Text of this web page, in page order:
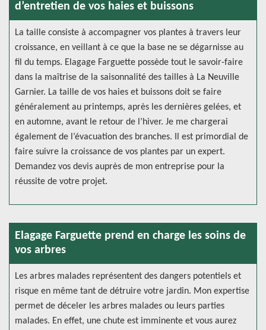
d’entretien de vos haies et buissons
La taille consiste à accompagner vos plantes à travers leur
croissance, en veillant à ce que la base ne se dégarnisse au
fil du temps. Elagage Farguette possède tout le savoir-faire
dans la maîtrise de la saisonnalité des tailles à La Neuville
Garnier. La taille de vos haies et buissons doit se faire
généralement au printemps, après les dernières gelées, et
en automne, avant le retour de l’hiver. Je me chargerai
également de l’évacuation des branches. Il est primordial de
faire suivre la croissance de vos plantes par un expert.
Demandez vos devis auprès de mon entreprise pour la
réussite de votre projet.
Elagage Farguette prend en charge les soins de
vos arbres
Les arbres malades représentent des dangers potentiels et
risque en même tant de détruire votre jardin. Mon expertise
permet de déceler les arbres malades ou leurs parties
malades. En effet, une chute est imminente et vous aurez